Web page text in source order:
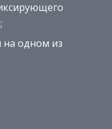
на одном из